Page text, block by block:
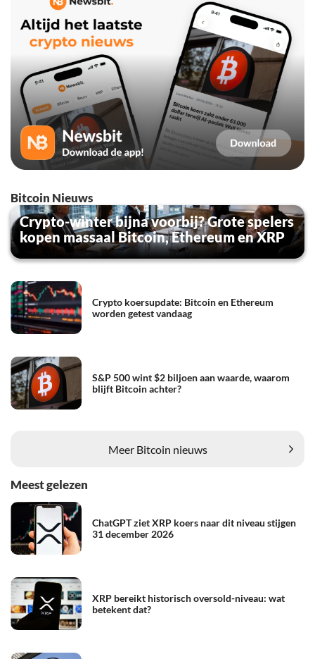
Bitcoin Nieuws
Crypto-winter bijna voorbij? Grote spelers
kopen massaal Bitcoin, Ethereum en XRP
Crypto koersupdate: Bitcoin en Ethereum
worden getest vandaag
S&P 500 wint $2 biljoen aan waarde, waarom
blijft Bitcoin achter?
Meer Bitcoin nieuws
Meest gelezen
ChatGPT ziet XRP koers naar dit niveau stijgen
31 december 2026
XRP bereikt historisch oversold-niveau: wat
betekent dat?